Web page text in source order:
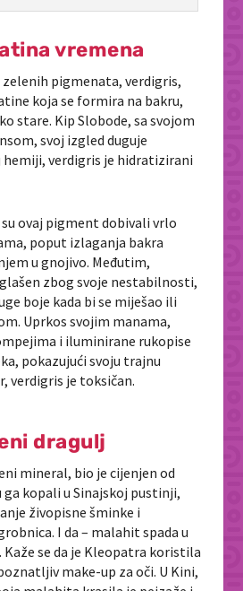
vremena
pigmenata, verdigris,
koja se formira na bakru,
stare. Kip Slobode, sa svojom
svoj izgled duguje
hemiji, verdigris je hidratizirani
ovaj pigment dobivali vrlo
poput izlaganja bakra
u gnojivo. Međutim,
zbog svoje nestabilnosti,
boje kada bi se miješao ili
Uprkos svojim manama,
i iluminirane rukopise
pokazujući svoju trajnu
verdigris je toksičan.
dragulj
mineral, bio je cijenjen od
ga kopali u Sinajskoj pustinji,
živopisne šminke i
I da – malahit spada u
se da je Kleopatra koristila
make-up za oči. U Kini,